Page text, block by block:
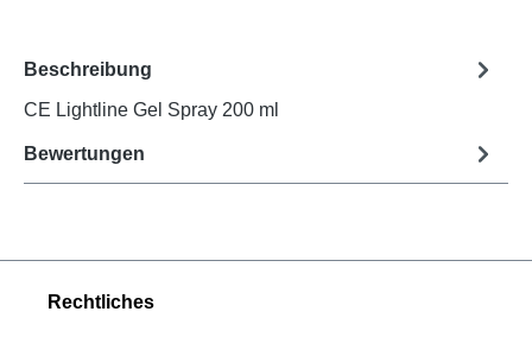
Beschreibung
CE Lightline Gel Spray 200 ml
Bewertungen
Rechtliches